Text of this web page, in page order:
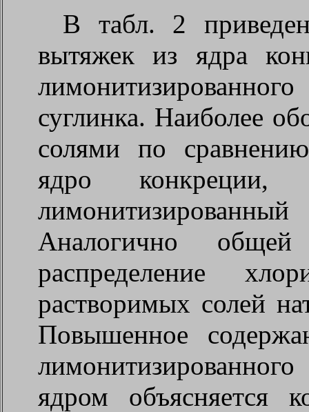
В табл. 2
вытяжек из ядра
суглинка. Наиболее
солями по
ядро
Аналогично общей
распределение
растворимых солей
Повышенное
ядром объясняется